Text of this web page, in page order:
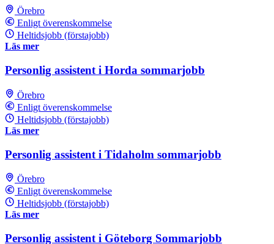
Örebro
Enligt överenskommelse
Heltidsjobb (förstajobb)
Läs mer
Personlig assistent i Horda sommarjobb
Örebro
Enligt överenskommelse
Heltidsjobb (förstajobb)
Läs mer
Personlig assistent i Tidaholm sommarjobb
Örebro
Enligt överenskommelse
Heltidsjobb (förstajobb)
Läs mer
Personlig assistent i Göteborg Sommarjobb